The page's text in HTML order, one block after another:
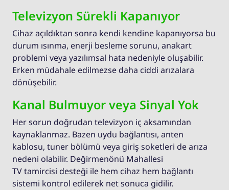
Televizyon Sürekli Kapanıyor
Cihaz açıldıktan sonra kendi kendine kapanıyorsa bu
durum ısınma, enerji besleme sorunu, anakart
problemi veya yazılımsal hata nedeniyle oluşabilir.
Erken müdahale edilmezse daha ciddi arızalara
dönüşebilir.
Kanal Bulmuyor veya Sinyal Yok
Her sorun doğrudan televizyon iç aksamından
kaynaklanmaz. Bazen uydu bağlantısı, anten
kablosu, tuner bölümü veya giriş soketleri de arıza
nedeni olabilir. Değirmenönü Mahallesi
TV tamircisi desteği ile hem cihaz hem bağlantı
sistemi kontrol edilerek net sonuca gidilir.